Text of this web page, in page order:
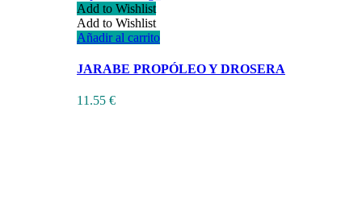
Add to Wishlist
Add to Wishlist
Añadir al carrito
JARABE PROPÓLEO Y DROSERA
11.55 €